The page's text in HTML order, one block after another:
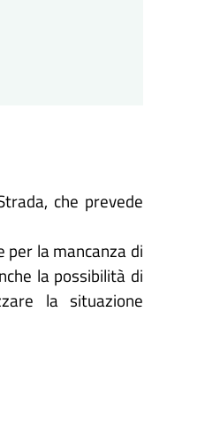
che prevede
per la mancanza di
la possibilità di
la situazione